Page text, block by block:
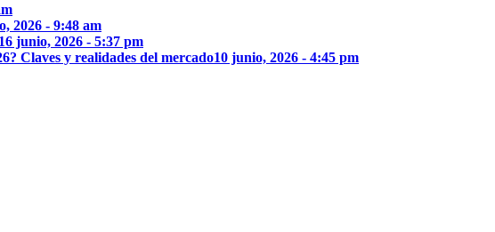
2026 - 9:48 am
16 junio, 2026 - 5:37 pm
Claves y realidades del mercado10 junio, 2026 - 4:45 pm